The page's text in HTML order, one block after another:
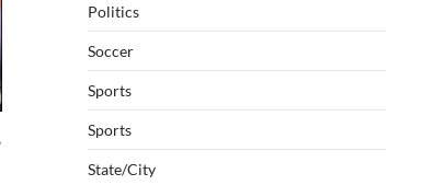
Politics
Soccer
Sports
Sports
State/City